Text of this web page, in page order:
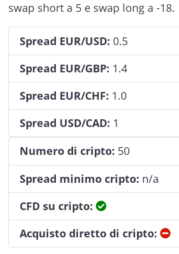
swap short a 5 e swap long a -18.
Spread EUR/USD: 0.5
Spread EUR/GBP: 1.4
Spread EUR/CHF: 1.0
Spread USD/CAD: 1
Numero di cripto: 50
Spread minimo cripto: n/a
CFD su cripto:
Sì
Acquisto diretto di cripto:
No